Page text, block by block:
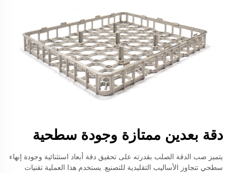
دقة بعدين ممتازة وجودة سطحية
يتميز صب الدقة الصلب بقدرته على تحقيق دقة أبعاد استثنائية وجودة إنهاء
سطحي تتجاوز الأساليب التقليدية للتصنيع. يستخدم هذا العملية تقنيات